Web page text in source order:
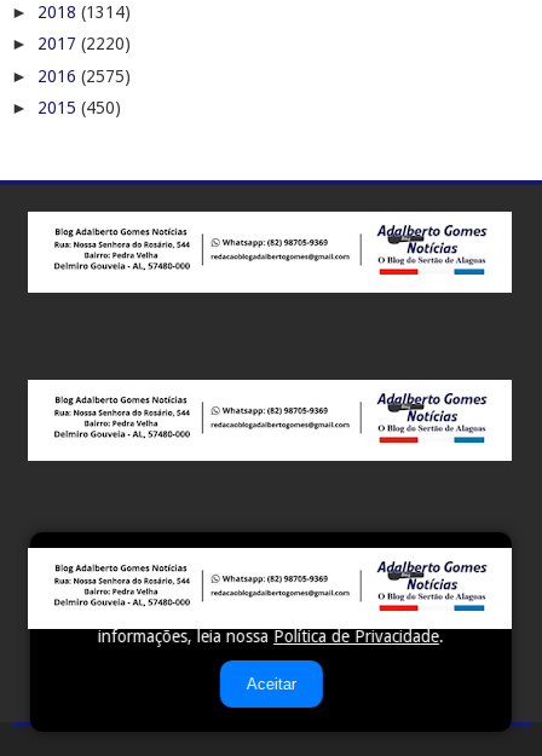
Este site utiliza cookies para melhorar sua experiência e
fornecer serviços personalizados. Ao continuar a navegar,
você concorda com o uso de cookies. Para mais
informações, leia nossa Política de Privacidade.
Aceitar
► 2018 (1314)
► 2017 (2220)
► 2016 (2575)
► 2015 (450)